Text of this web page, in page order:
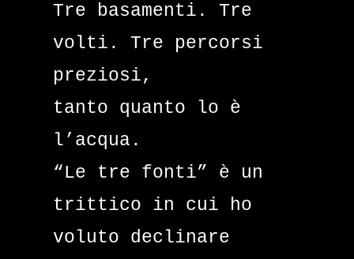
Tre basamenti. Tre
volti. Tre percorsi
preziosi,
tanto quanto lo è
l’acqua.
“Le tre fonti” è un
trittico in cui ho
voluto declinare